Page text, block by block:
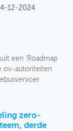
12-2024
een ‘Roadmap
ov-autoriteiten
zero-
derde